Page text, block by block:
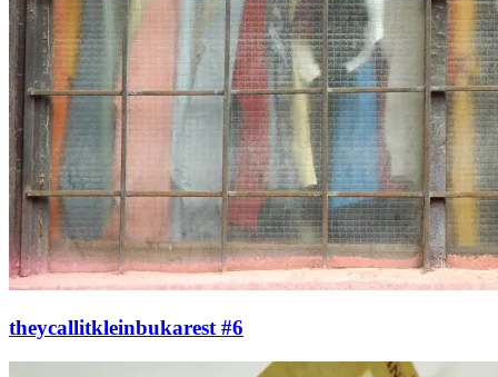
theycallitkleinbukarest #6